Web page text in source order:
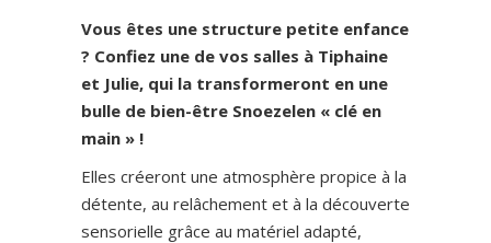
Vous êtes une structure petite enfance
? Confiez une de vos salles à Tiphaine
et Julie, qui la transformeront en une
bulle de bien-être Snoezelen « clé en
main » !
Elles créeront une atmosphère propice à la
détente, au relâchement et à la découverte
sensorielle grâce au matériel adapté,